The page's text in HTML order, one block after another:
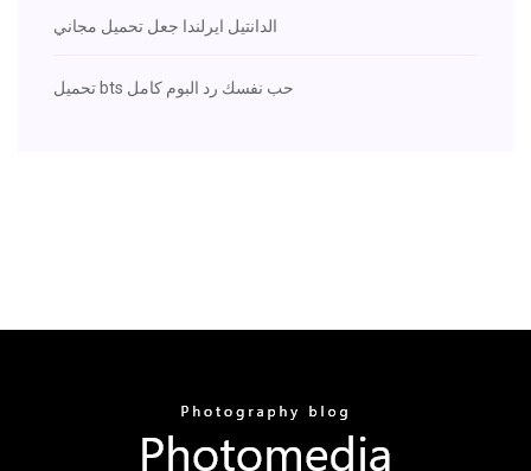
الدانتيل ايرلندا جعل تحميل مجاني
تحميل bts حب نفسك رد البوم كامل